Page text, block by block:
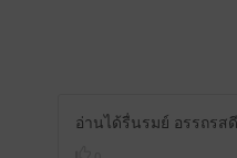
อ่านได้รื่นรมย์​ อรรถรส​